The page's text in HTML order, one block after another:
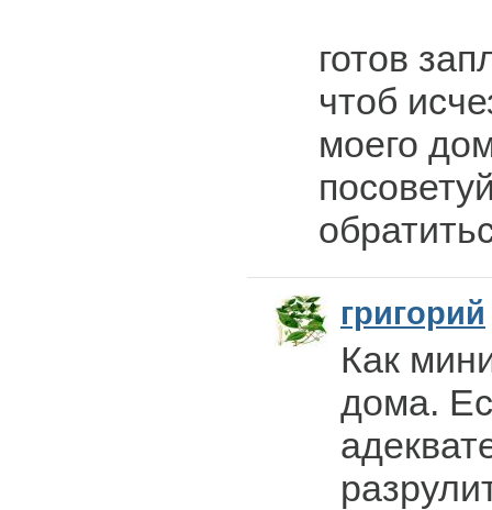
готов
чтоб
моего
григорий
Как
дома.